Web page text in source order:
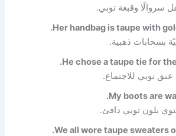
سروالًا وقبعة توبي.
Her handbag is taupe with
بسحابات ذهبية.
He chose a taupe tie for
عنق توبي للاجتماع.
My boots are
بلون توبي دافئ.
We all wore taupe sweaters